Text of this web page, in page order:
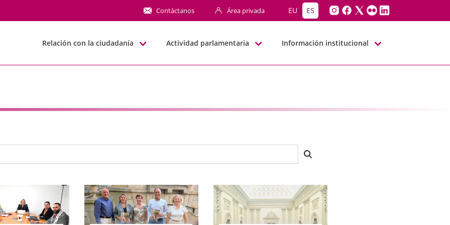
Contáctanos Área privada EU ES
Relación con la ciudadanía Actividad parlamentaria Información institucional
búsqueda